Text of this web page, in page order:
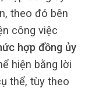
theo đó bên
công việc
hợp đồng ủy
hiện bằng lời
thể, tùy theo